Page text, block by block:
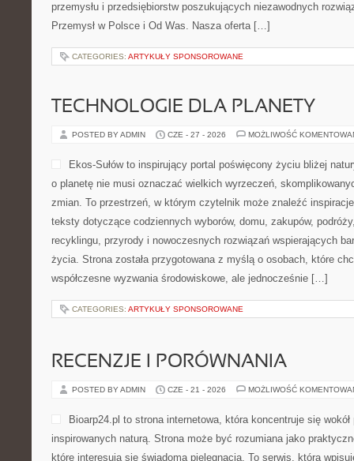
przemysłu i przedsiębiorstw poszukujących niezawodnych
Przemysł w Polsce i Od Was. Nasza oferta […]
CATEGORIES: ARTYKUŁY SPONSOROWANE
TECHNOLOGIE DLA PLANETY
POSTED BY ADMIN CZE - 27 - 2026 MOŻLIWOŚĆ
Ekos-Sułów to inspirujący portal poświęcony życiu bliżej
o planetę nie musi oznaczać wielkich wyrzeczeń,
zmian. To przestrzeń, w którym czytelnik może znaleźć
teksty dotyczące codziennych wyborów, domu, zakupów,
recyklingu, przyrody i nowoczesnych rozwiązań wspierających
życia. Strona została przygotowana z myślą o osobach, które
współczesne wyzwania środowiskowe, ale jednocześnie […]
CATEGORIES: ARTYKUŁY SPONSOROWANE
RECENZJE I PORÓWNANIA
POSTED BY ADMIN CZE - 21 - 2026 MOŻLIWOŚĆ
Bioarp24.pl to strona internetowa, która koncentruje się
inspirowanych naturą. Strona może być rozumiana jako
które interesują się świadomą pielęgnacją. To serwis, która